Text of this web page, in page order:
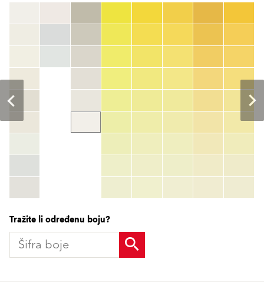
Šifra boje
color_name
HEX:hex_code
TSR:tsr_code
More info
Tražite li određenu boju?